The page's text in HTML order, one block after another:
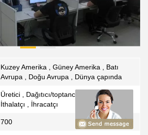
Kuzey Amerika , Güney Amerika , Batı
Avrupa , Doğu Avrupa , Dünya çapında
Üretici , Dağıtıcı/toptancı , Aracısı ,
İthalatçı , İhracatçı
700